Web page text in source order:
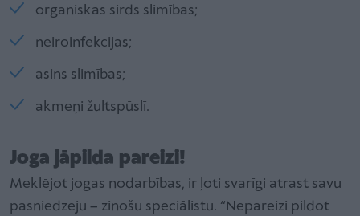
organiskas sirds slimības;
neiroinfekcijas;
asins slimības;
akmeņi žultspūslī.
Joga jāpilda pareizi!
Meklējot jogas nodarbības, ir ļoti svarīgi atrast savu
pasniedzēju – zinošu speciālistu. “Nepareizi pildot